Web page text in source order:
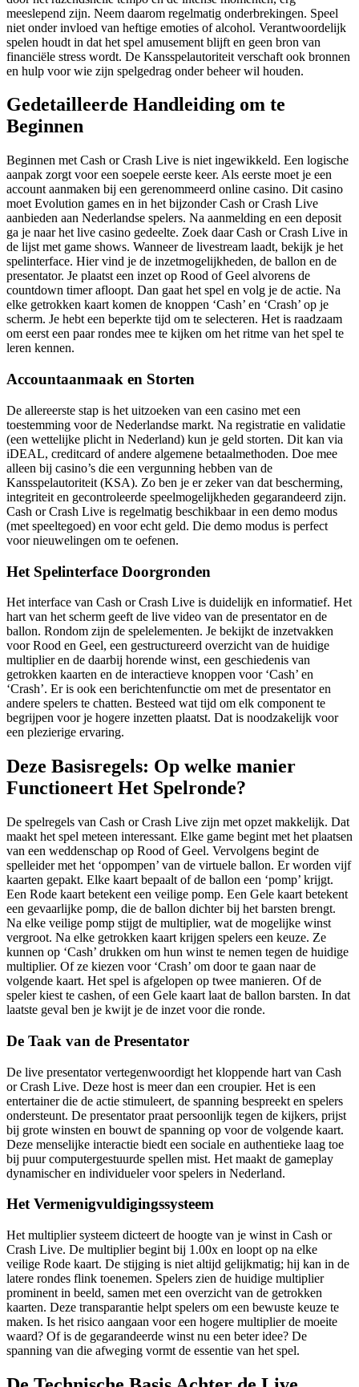
meeslepend zijn. Neem daarom regelmatig onderbrekingen. Speel
niet onder invloed van heftige emoties of alcohol. Verantwoordelijk
spelen houdt in dat het spel amusement blijft en geen bron van
financiële stress wordt. De Kansspelautoriteit verschaft ook bronnen
en hulp voor wie zijn spelgedrag onder beheer wil houden.
Gedetailleerde Handleiding om te
Beginnen
Beginnen met Cash or Crash Live is niet ingewikkeld. Een logische
aanpak zorgt voor een soepele eerste keer. Als eerste moet je een
account aanmaken bij een gerenommeerd online casino. Dit casino
moet Evolution games en in het bijzonder Cash or Crash Live
aanbieden aan Nederlandse spelers. Na aanmelding en een deposit
ga je naar het live casino gedeelte. Zoek daar Cash or Crash Live in
de lijst met game shows. Wanneer de livestream laadt, bekijk je het
spelinterface. Hier vind je de inzetmogelijkheden, de ballon en de
presentator. Je plaatst een inzet op Rood of Geel alvorens de
countdown timer afloopt. Dan gaat het spel en volg je de actie. Na
elke getrokken kaart komen de knoppen ‘Cash’ en ‘Crash’ op je
scherm. Je hebt een beperkte tijd om te selecteren. Het is raadzaam
om eerst een paar rondes mee te kijken om het ritme van het spel te
leren kennen.
Accountaanmaak en Storten
De allereerste stap is het uitzoeken van een casino met een
toestemming voor de Nederlandse markt. Na registratie en validatie
(een wettelijke plicht in Nederland) kun je geld storten. Dit kan via
iDEAL, creditcard of andere algemene betaalmethoden. Doe mee
alleen bij casino’s die een vergunning hebben van de
Kansspelautoriteit (KSA). Zo ben je er zeker van dat bescherming,
integriteit en gecontroleerde speelmogelijkheden gegarandeerd zijn.
Cash or Crash Live is regelmatig beschikbaar in een demo modus
(met speeltegoed) en voor echt geld. Die demo modus is perfect
voor nieuwelingen om te oefenen.
Het Spelinterface Doorgronden
Het interface van Cash or Crash Live is duidelijk en informatief. Het
hart van het scherm geeft de live video van de presentator en de
ballon. Rondom zijn de spelelementen. Je bekijkt de inzetvakken
voor Rood en Geel, een gestructureerd overzicht van de huidige
multiplier en de daarbij horende winst, een geschiedenis van
getrokken kaarten en de interactieve knoppen voor ‘Cash’ en
‘Crash’. Er is ook een berichtenfunctie om met de presentator en
andere spelers te chatten. Besteed wat tijd om elk component te
begrijpen voor je hogere inzetten plaatst. Dat is noodzakelijk voor
een plezierige ervaring.
Deze Basisregels: Op welke manier
Functioneert Het Spelronde?
De spelregels van Cash or Crash Live zijn met opzet makkelijk. Dat
maakt het spel meteen interessant. Elke game begint met het plaatsen
van een weddenschap op Rood of Geel. Vervolgens begint de
spelleider met het ‘oppompen’ van de virtuele ballon. Er worden vijf
kaarten gepakt. Elke kaart bepaalt of de ballon een ‘pomp’ krijgt.
Een Rode kaart betekent een veilige pomp. Een Gele kaart betekent
een gevaarlijke pomp, die de ballon dichter bij het barsten brengt.
Na elke veilige pomp stijgt de multiplier, wat de mogelijke winst
vergroot. Na elke getrokken kaart krijgen spelers een keuze. Ze
kunnen op ‘Cash’ drukken om hun winst te nemen tegen de huidige
multiplier. Of ze kiezen voor ‘Crash’ om door te gaan naar de
volgende kaart. Het spel is afgelopen op twee manieren. Of de
speler kiest te cashen, of een Gele kaart laat de ballon barsten. In dat
laatste geval ben je kwijt je de inzet voor die ronde.
De Taak van de Presentator
De live presentator vertegenwoordigt het kloppende hart van Cash
or Crash Live. Deze host is meer dan een croupier. Het is een
entertainer die de actie stimuleert, de spanning bespreekt en spelers
ondersteunt. De presentator praat persoonlijk tegen de kijkers, prijst
bij grote winsten en bouwt de spanning op voor de volgende kaart.
Deze menselijke interactie biedt een sociale en authentieke laag toe
bij puur computergestuurde spellen mist. Het maakt de gameplay
dynamischer en individueler voor spelers in Nederland.
Het Vermenigvuldigingssysteem
Het multiplier systeem dicteert de hoogte van je winst in Cash or
Crash Live. De multiplier begint bij 1.00x en loopt op na elke
veilige Rode kaart. De stijging is niet altijd gelijkmatig; hij kan in de
latere rondes flink toenemen. Spelers zien de huidige multiplier
prominent in beeld, samen met een overzicht van de getrokken
kaarten. Deze transparantie helpt spelers om een bewuste keuze te
maken. Is het risico aangaan voor een hogere multiplier de moeite
waard? Of is de gegarandeerde winst nu een beter idee? De
spanning van die afweging vormt de essentie van het spel.